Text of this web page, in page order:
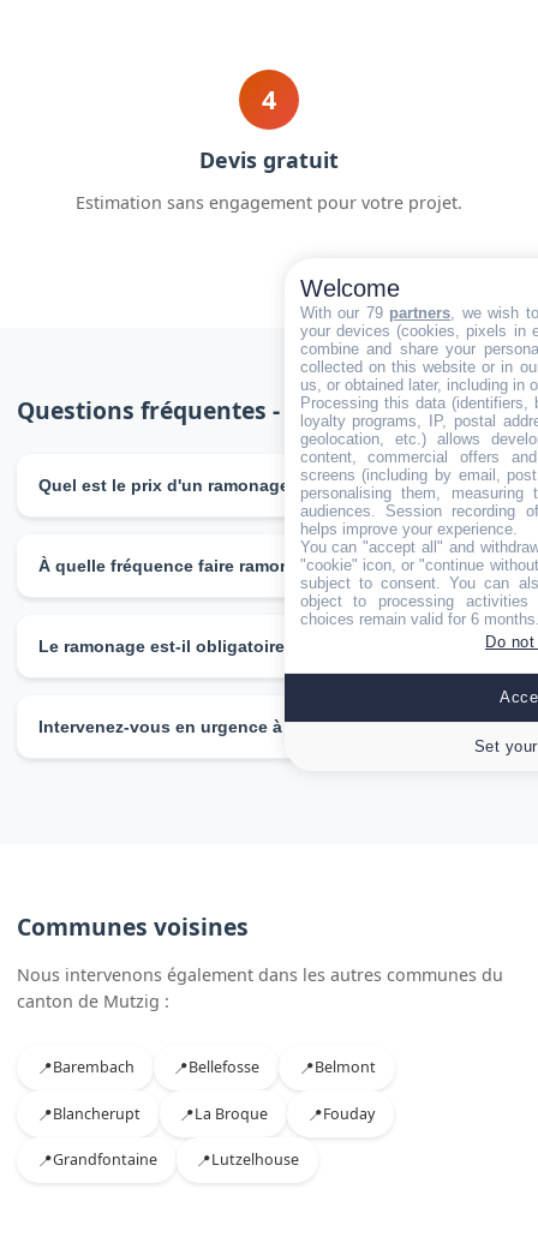
4
Devis gratuit
Estimation sans engagement pour votre projet.
Questions fréquentes - Ramonage Plaine
Quel est le prix d'un ramonage à Plaine ?
Le ramonage à Plaine coûte à partir de 60€. Le prix
varie selon le type de conduit et son accessibilité.
À quelle fréquence faire ramoner à Plaine ?
La réglementation impose 2 ramonages par an dont 1
pendant la période de chauffe pour les habitants de
Le ramonage est-il obligatoire à Plaine ?
tout le Bas-Rhin. Un certificat est requis par votre
Intervenez-vous en urgence à Plaine ?
Communes voisines
Nous intervenons également dans les autres communes du
canton de Mutzig :
Barembach Bellefosse Belmont
Blancherupt La Broque Fouday
Grandfontaine Lutzelhouse
Welcome
With our 79 partners, we wish
your devices (cookies, pixels in
combine and share your
collected on this website or in
us, or obtained later, including in
Processing this data (identifiers,
loyalty programs, IP, postal
geolocation, etc.) allows
content, commercial offers
screens (including by email,
personalising them, measuring
audiences. Session recording
helps improve your experience.
You can "accept all" and
"cookie" icon, or "continue
subject to consent. You can
object to processing
choices remain valid for 6
Do
Set